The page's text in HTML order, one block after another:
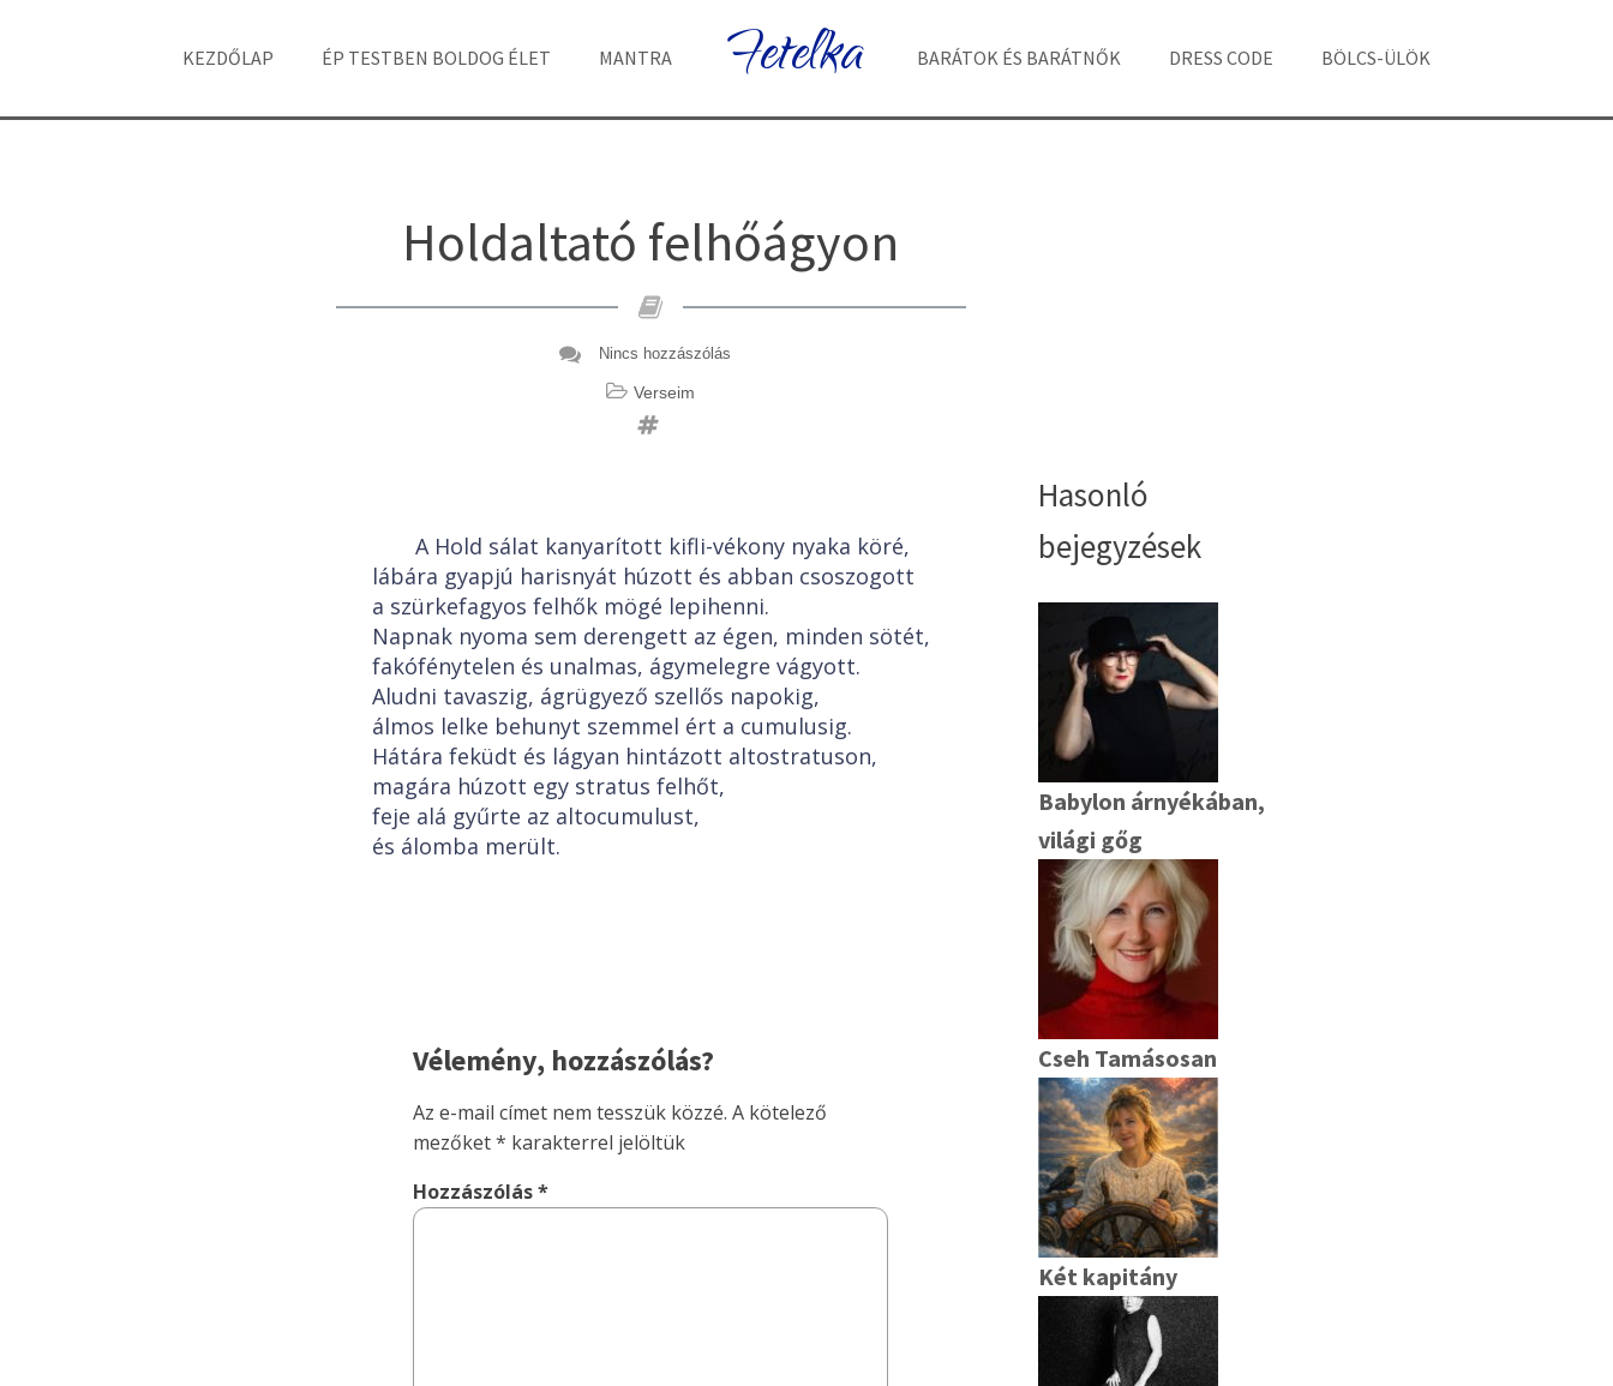
KEZDŐLAP ÉP TESTBEN BOLDOG ÉLET MANTRA Fetelka BARÁTOK ÉS BARÁTNŐK DRESS CODE BÖLCS-ÜLÖK
Holdaltató felhőágyon
Nincs hozzászólás
Verseim
A Hold sálat kanyarított kifli-vékony nyaka köré,
lábára gyapjú harisnyát húzott és abban csoszogott
a szürkefagyos felhők mögé lepihenni.
Napnak nyoma sem derengett az égen, minden sötét,
fakófénytelen és unalmas, ágymelegre vágyott.
Aludni tavaszig, ágrügyező szellős napokig,
álmos lelke behunyt szemmel ért a cumulusig.
Hátára feküdt és lágyan hintázott altostratuson,
magára húzott egy stratus felhőt,
feje alá gyűrte az altocumulust,
és álomba merült.
Vélemény, hozzászólás?
Az e-mail címet nem tesszük közzé. A kötelező
mezőket* karakterrel jelöltük
Hozzászólás*
Hasonló
bejegyzések
Babylon árnyékában,
világi gőg
Cseh Tamásosan
Két kapitány